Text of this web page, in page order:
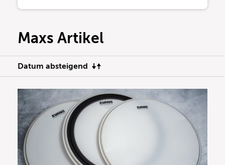
Maxs Artikel
Datum absteigend